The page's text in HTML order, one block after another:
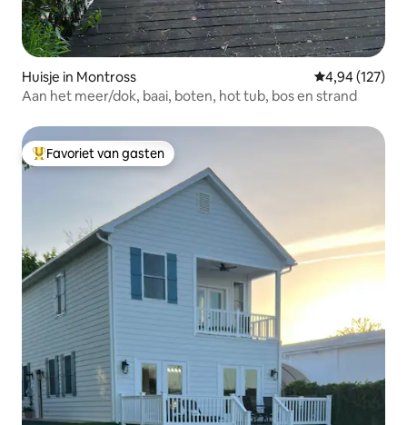
Huisje in Montross Gemiddelde
4,94 (127)
Aan het meer/dok, baai, boten, hot tub, bos en strand
Topfavoriet van gasten
Favoriet van gasten